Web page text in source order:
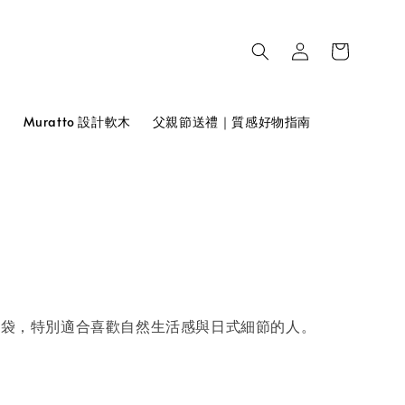
Muratto 設計軟木 父親節送禮｜質感好物指南
特別適合喜歡自然生活感與日式細節的人。